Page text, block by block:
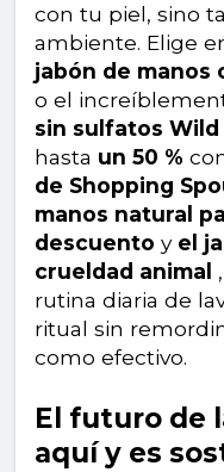
con tu piel, sino
ambiente. Elige
jabón de manos
o el
sin sulfatos Wild
hasta un 50 %
de Shopping
manos natural
descuento y el
crueldad animal
rutina diaria de
ritual sin
como efectivo.
El futuro de
aquí y es